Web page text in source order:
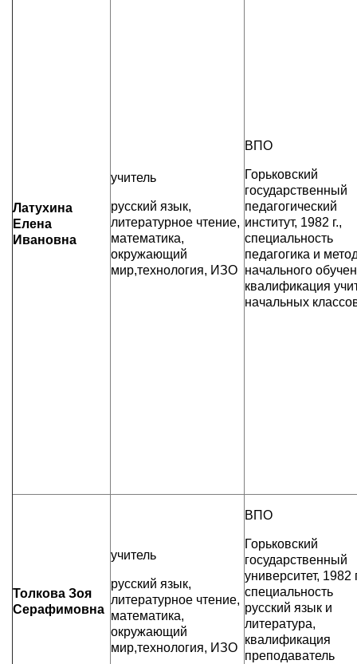
Латухина
Елена
Ивановна
учитель
русский язык,
литературное чтение,
математика,
окружающий
мир,технология, ИЗО
ВПО
Горьковский
государственный
педагогический
институт, 1982 г.,
специальность
педагогика и
начального
квалификация
начальных
Толкова Зоя
Серафимовна
учитель
русский язык,
литературное чтение,
математика,
окружающий
мир,технология, ИЗО
ВПО
Горьковский
государственный
университет, 1982
специальность
русский язык и
литература,
квалификация
преподаватель